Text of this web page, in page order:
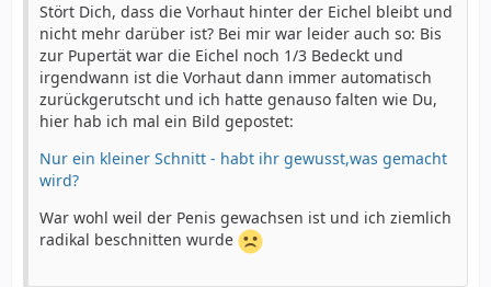
Stört Dich, dass die Vorhaut hinter der Eichel bleibt und
nicht mehr darüber ist? Bei mir war leider auch so: Bis
zur Pupertät war die Eichel noch 1/3 Bedeckt und
irgendwann ist die Vorhaut dann immer automatisch
zurückgerutscht und ich hatte genauso falten wie Du,
hier hab ich mal ein Bild gepostet:
Nur ein kleiner Schnitt - habt ihr gewusst,was gemacht
wird?
War wohl weil der Penis gewachsen ist und ich ziemlich
radikal beschnitten wurde